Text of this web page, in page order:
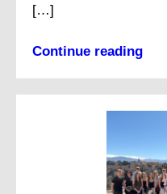
[…]
Continue reading